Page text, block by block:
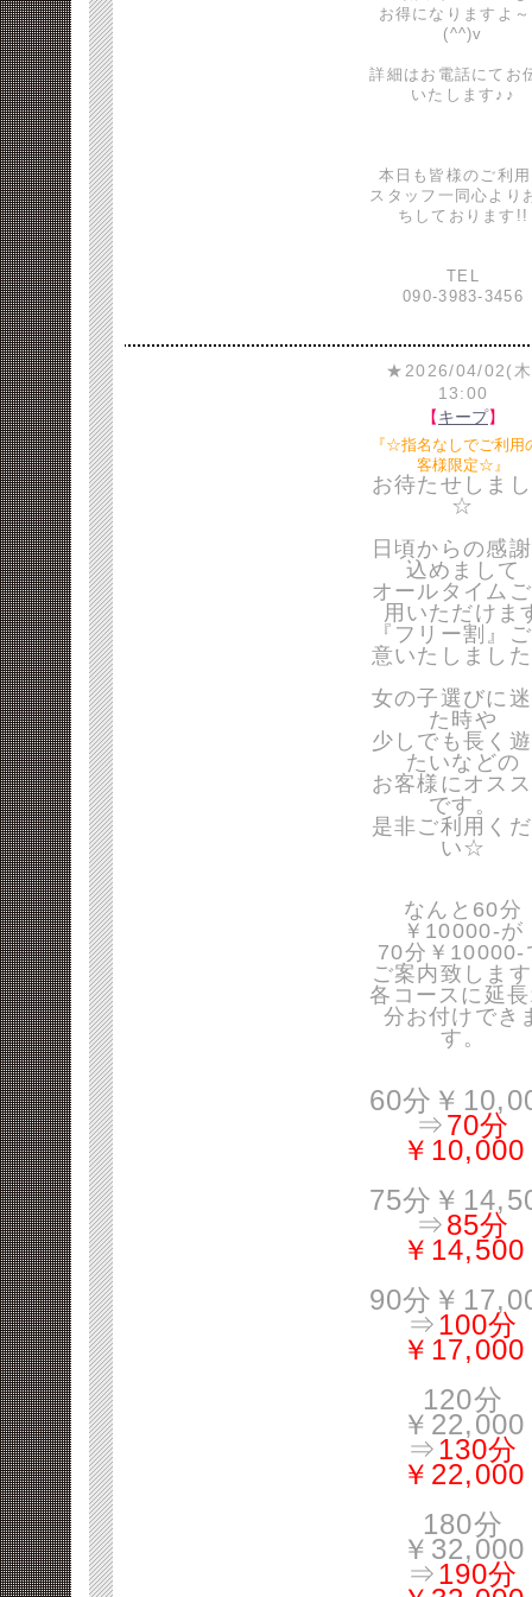
お得になりますよ
(^^)v
詳細はお電話にてお
いたします♪♪
本日も皆様のご利
スタッフ一同心より
ちしております!!
TEL
090-3983-3456
★2026/04/02(
13:00
【キープ】
『☆指名なしでご利用
客様限定☆』
お待たせしま
☆
日頃からの感
込めまして
オールタイム
用いただけま
『フリー割』
意いたしまし
女の子選びに
た時や
少しでも長く
たいなどの
お客様にオス
です。
是非ご利用く
い☆
なんと60分
￥10000-が
70分￥10000-
ご案内致しま
各コースに延
分お付けでき
す。
60分￥
⇒70分
￥10,000
75分￥
⇒85分
￥14,500
90分￥
⇒100分
￥17,000
120分
￥22,000
⇒130分
￥22,000
180分
￥32,000
⇒190分